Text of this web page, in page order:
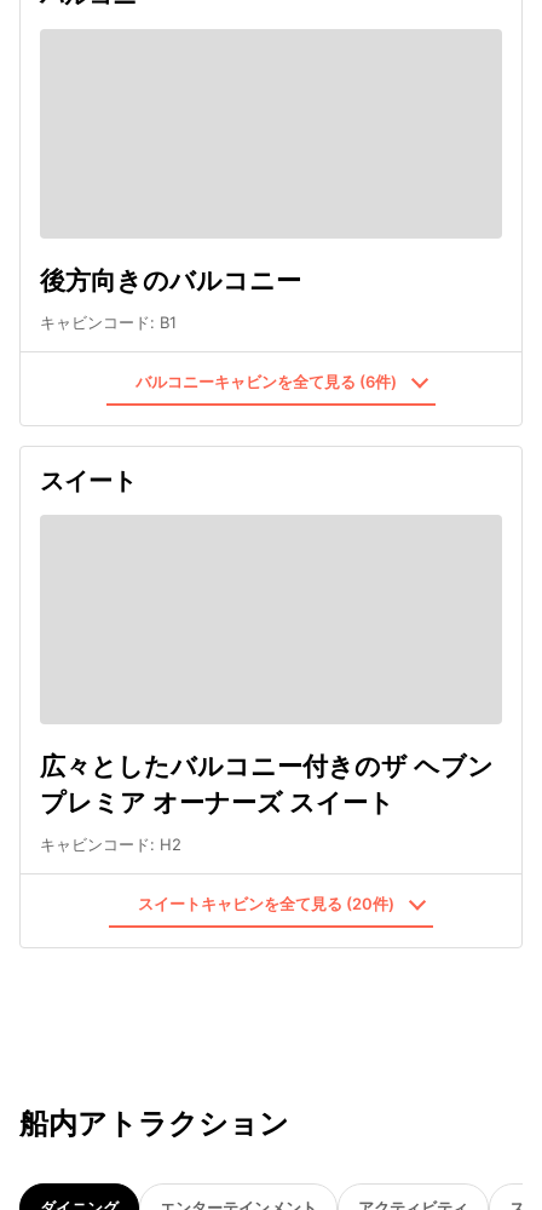
後方向きのバルコニー
キャビンコード: B1
バルコニーキャビンを全て見る (6件)
スイート
広々としたバルコニー付きのザ ヘブン
プレミア オーナーズ スイート
キャビンコード: H2
スイートキャビンを全て見る (20件)
船内アトラクション